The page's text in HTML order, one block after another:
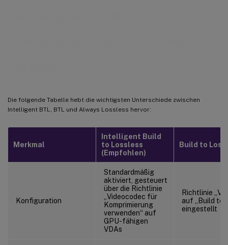
Die folgende Tabelle hebt die wichtigsten Unterschiede zwischen
Intelligent BTL, BTL und Always Lossless hervor:
Merkmal
Intelligent Build
to Lossless
(Empfohlen)
Build to
Konfiguration
Standardmäßig
aktiviert, gesteuert
über die Richtlinie
„Videocodec für
Komprimierung
verwenden“ auf
GPU-fähigen
VDAs
Richtlinie
auf „Build to
eingestellt